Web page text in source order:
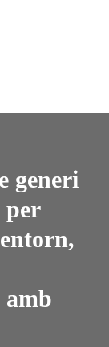
generi
per
amb